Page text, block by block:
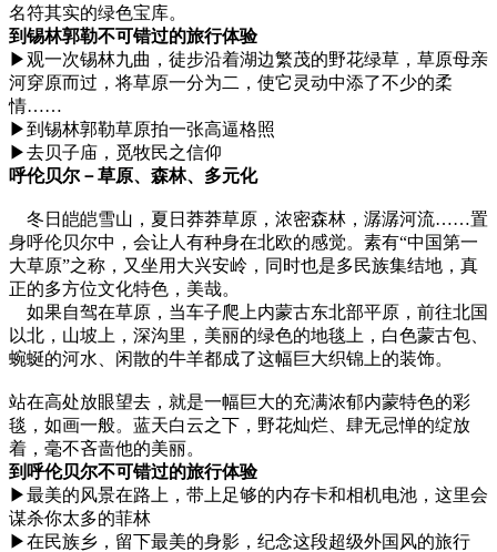
名符其实的绿色宝库。
到锡林郭勒不可错过的旅行体验
▶观一次锡林九曲，徒步沿着湖边繁茂的野花绿草，草原母亲
河穿原而过，将草原一分为二，使它灵动中添了不少的柔
情……
▶到锡林郭勒草原拍一张高逼格照
▶去贝子庙，觅牧民之信仰
呼伦贝尔－草原、森林、多元化
冬日皑皑雪山，夏日莽莽草原，浓密森林，潺潺河流……置
身呼伦贝尔中，会让人有种身在北欧的感觉。素有“中国第一
大草原”之称，又坐用大兴安岭，同时也是多民族集结地，真
正的多方位文化特色，美哉。
如果自驾在草原，当车子爬上内蒙古东北部平原，前往北国
以北，山坡上，深沟里，美丽的绿色的地毯上，白色蒙古包、
蜿蜒的河水、闲散的牛羊都成了这幅巨大织锦上的装饰。
站在高处放眼望去，就是一幅巨大的充满浓郁内蒙特色的彩
毯，如画一般。蓝天白云之下，野花灿烂、肆无忌惮的绽放
着，毫不吝啬他的美丽。
到呼伦贝尔不可错过的旅行体验
▶最美的风景在路上，带上足够的内存卡和相机电池，这里会
谋杀你太多的菲林
▶在民族乡，留下最美的身影，纪念这段超级外国风的旅行